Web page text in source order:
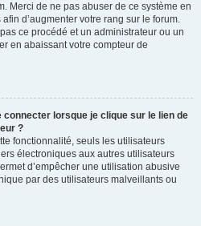
Merci de ne pas abuser de ce système en
d’augmenter votre rang sur le forum.
ce procédé et un administrateur ou un
en abaissant votre compteur de
connecter lorsque je clique sur le lien de
?
fonctionnalité, seuls les utilisateurs
électroniques aux autres utilisateurs
d’empêcher une utilisation abusive
par des utilisateurs malveillants ou